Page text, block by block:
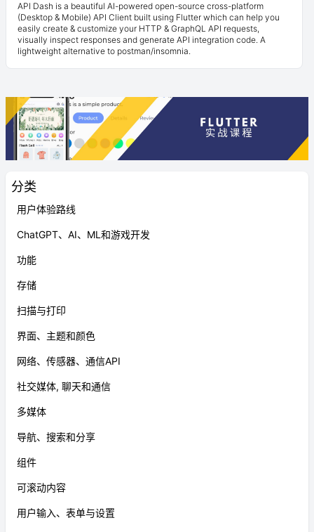
分类
用户体验路线
ChatGPT、AI、ML和游戏开发
功能
存储
扫描与打印
界面、主题和颜色
网络、传感器、通信API
社交媒体, 聊天和通信
多媒体
导航、搜索和分享
组件
可滚动内容
用户输入、表单与设置
API Dash is a beautiful AI-powered open-source cross-platform
(Desktop & Mobile) API Client built using Flutter which can help you
easily create & customize your HTTP & GraphQL API requests,
visually inspect responses and generate API integration code. A
lightweight alternative to postman/insomnia.